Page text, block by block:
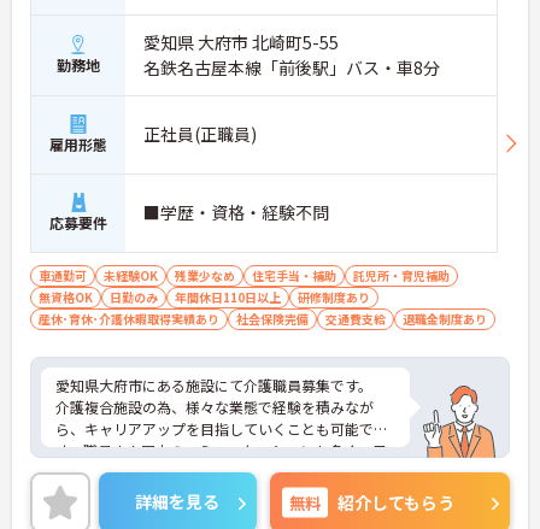
勤務地
愛知県 大府市 北崎町5-55
名鉄名古屋本線「前後駅」バス・車8分
雇用形態 正社員(正職員)
応募要件 ■学歴・資格・経験不問
車通勤可 未経験OK 残業少なめ 住宅手当・補助
託児所・育児補助
無資格OK
日勤のみ 年間休日110日以上
研修制度あり
産休･育休･介護休暇取得実績あり
社会保険完備 交通費支給 退職金制度あり
愛知県大府市にある施設にて介護職員募集です。
介護複合施設の為、様々な業態で経験を積みなが
ら、キャリアアップを目指していくことも可能で
す。職員さん同士のコミュニケーションも多く、日
帰り旅行などにも皆さんで行かれているようです。
ご興味をお持ちの方には詳細の情報や面接のポイン
トをお伝えしますのでお気軽にお問い合わせくださ
詳細を見る 無料 紹介してもらう